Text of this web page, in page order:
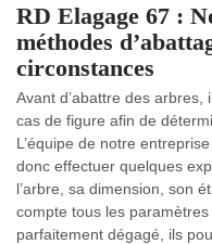
RD Elagage 67 :
méthodes
circonstances
Avant d’abattre des
cas de figure afin de
L’équipe de notre
donc effectuer quelques
l’arbre, sa dimension, son
compte tous les
parfaitement dégagé, ils